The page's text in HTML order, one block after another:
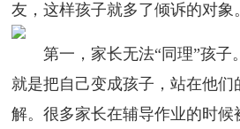
友，这样孩子就多了倾诉的对象
第一，家长无法“同理”孩子
就是把自己变成孩子，站在他们
解。很多家长在辅导作业的时